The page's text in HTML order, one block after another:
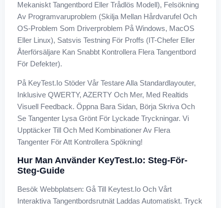
Mekaniskt Tangentbord Eller Trådlös Modell), Felsökning
Av Programvaruproblem (skilja Mellan Hårdvarufel Och
OS-Problem Som Driverproblem På Windows, MacOS
Eller Linux), Satsvis Testning För Proffs (IT-Chefer Eller
Återförsäljare Kan Snabbt Kontrollera Flera Tangentbord
För Defekter).
På KeyTest.io Stöder Vår Testare Alla Standardlayouter,
Inklusive QWERTY, AZERTY Och Mer, Med Realtids
Visuell Feedback. Öppna Bara Sidan, Börja Skriva Och
Se Tangenter Lysa Grönt För Lyckade Tryckningar. Vi
Upptäcker Till Och Med Kombinationer Av Flera
Tangenter För Att Kontrollera Spökning!
Hur Man Använder KeyTest.io: Steg-För-
Steg-Guide
Besök Webbplatsen: Gå Till Keytest.io Och Vårt
Interaktiva Tangentbordsrutnät Laddas Automatiskt. Tryck